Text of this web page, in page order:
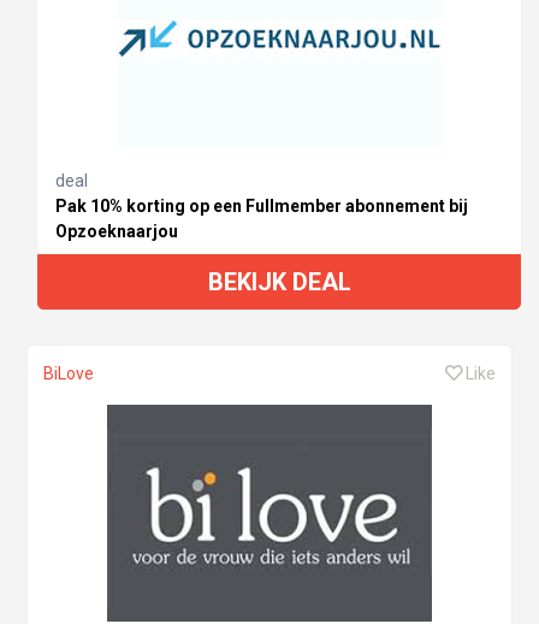
deal
Pak 10% korting op een Fullmember abonnement bij
Opzoeknaarjou
BEKIJK DEAL
BiLove Like